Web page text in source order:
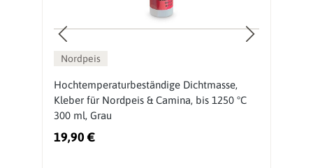
Nordpeis
Hochtemperaturbeständige Dichtmasse,
Kleber für Nordpeis & Camina, bis 1250 °C
300 ml, Grau
19,90 €